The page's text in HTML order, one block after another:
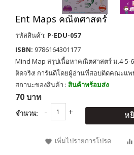
Ent Maps คณิตศาสตร์
รหัสสินค้า: P-EDU-057
ISBN: 9786164301177
Mind Map สรุปเนื้อหาคณิตศาสตร์ ม.4-5-
ติดจริง! การันตีโดยผู้อ่านที่สอบติดคณะแ
สถานะของสินค้า : สินค้าพร้อมส่ง
70 บาท
จำนวน: ห
เพิ่มไปรายการโปรด